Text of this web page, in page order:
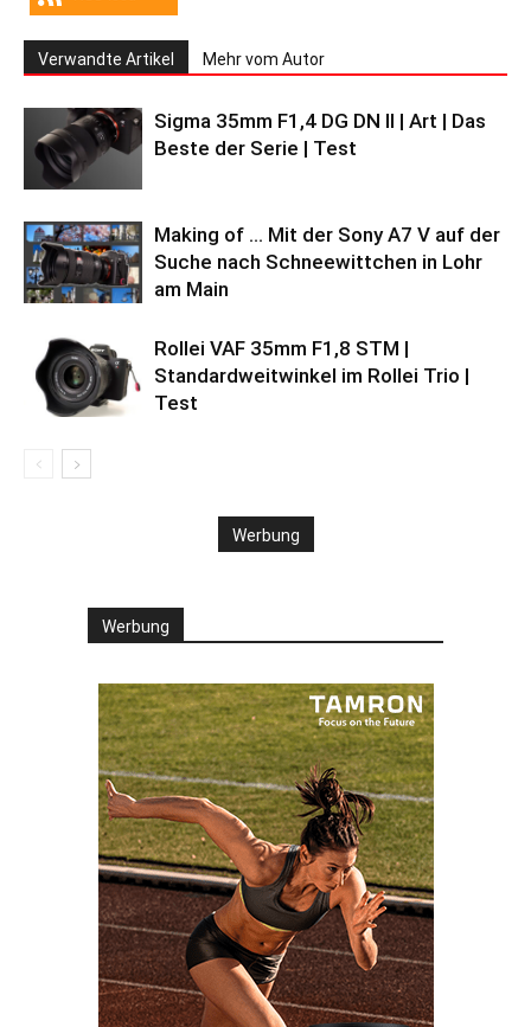
Verwandte Artikel Mehr vom Autor
Sigma 35mm F1,4 DG DN II | Art | Das
Beste der Serie | Test
Making of … Mit der Sony A7 V auf der
Suche nach Schneewittchen in Lohr
am Main
Rollei VAF 35mm F1,8 STM |
Standardweitwinkel im Rollei Trio |
Test
Werbung
Werbung